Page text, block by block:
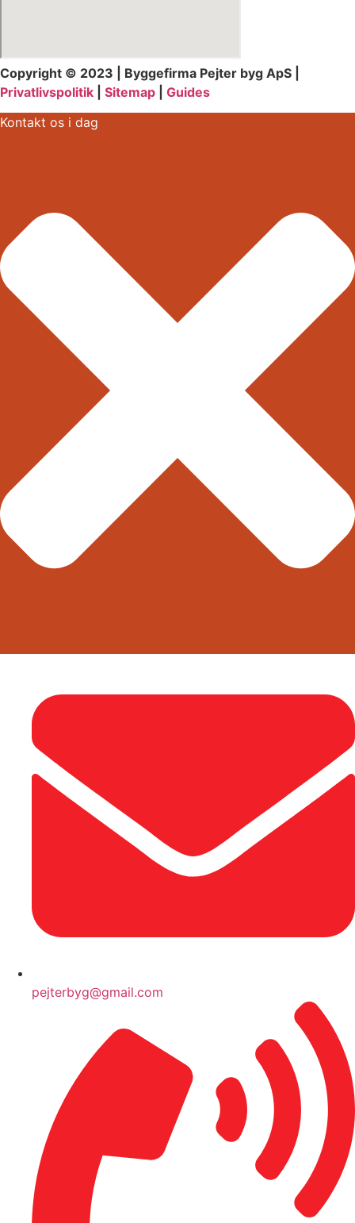
Copyright © 2023 | Byggefirma Pejter byg ApS |
Privatlivspolitik
Sitemap
Guides
Kontakt os i dag
pejterbyg@gmail.com